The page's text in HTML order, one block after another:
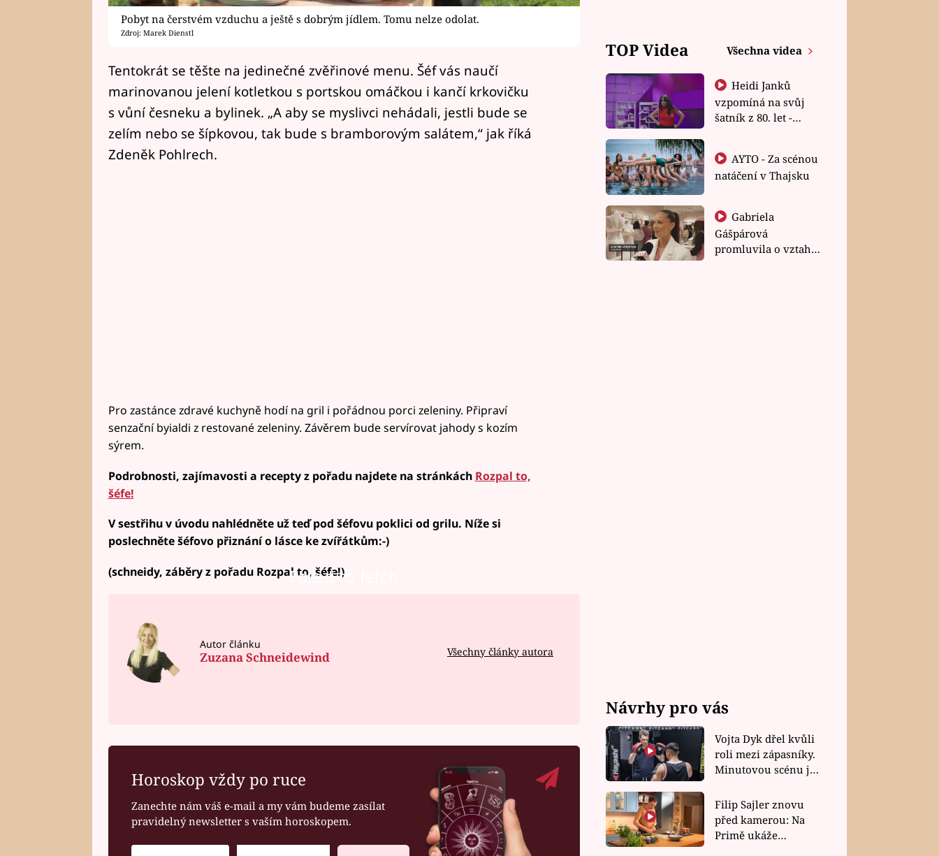
Pobyt na čerstvém vzduchu a ještě s dobrým jídlem. Tomu nelze odolat.
Zdroj: Marek Dienstl
Tentokrát se těšte na jedinečné zvěřinové menu. Šéf vás naučí
marinovanou jelení kotletkou s portskou omáčkou i kančí krkovičku
s vůní česneku a bylinek. „A aby se myslivci nehádali, jestli bude se
zelím nebo se šípkovou, tak bude s bramborovým salátem,“ jak říká
Zdeněk Pohlrech.
Pro zastánce zdravé kuchyně hodí na gril i pořádnou porci zeleniny. Připraví
senzační byialdi z restované zeleniny. Závěrem bude servírovat jahody s kozím
sýrem.
Podrobnosti, zajímavosti a recepty z pořadu najdete na stránkách Rozpal to,
šéfe!
V sestřihu v úvodu nahlédněte už teď pod šéfovu poklici od grilu. Níže si
poslechněte šéfovo přiznání o lásce ke zvířátkům:-)
Failed to fetch
(schneidy, záběry z pořadu Rozpal to, šéfe!)
Autor článku
Zuzana Schneidewind Všechny články autora
Horoskop vždy po ruce
Zanechte nám váš e-mail a my vám budeme zasílat
pravidelný newsletter s vaším horoskopem.
TOP Videa Všechna videa
Heidi Janků
vzpomíná na svůj
šatník z 80. let -
natáčení v Thajsku
Gabriela
Gášpárová
promluvila o vztahu
Návrhy pro vás
Vojta Dyk dřel kvůli
roli mezi zápasníky.
Minutovou scénu jel
Filip Sajler znovu
před kamerou: Na
Primě ukáže